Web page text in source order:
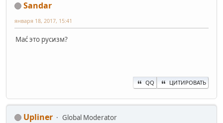
Sandar
января 18, 2017, 15:41
Mać это русизм?
QQ ЦИТИРОВАТЬ
Upliner
Global Moderator